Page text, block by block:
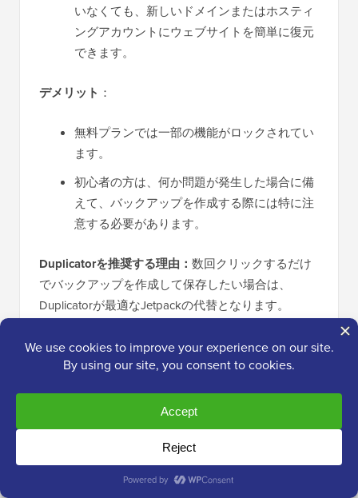
いなくても、新しいドメインまたはホスティ
ングアカウントにウェブサイトを簡単に復元
できます。
デメリット ：
無料プランでは一部の機能がロックされてい
ます。
初心者の方は、何か問題が発生した場合に備
えて、バックアップを作成する際には特に注
意する必要があります。
Duplicatorを推奨する理由： 数回クリックするだけ
でバックアップを作成して保存したい場合は、
Duplicatorが最適なJetpackの代替となります。
5. ActiveLayer